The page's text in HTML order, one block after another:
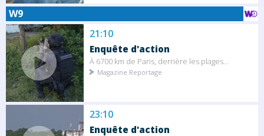
W9
21:10
Enquête d'action
À 6700 km de Paris, derrière les plages...
Magazine Reportage
23:10
Enquête d'action